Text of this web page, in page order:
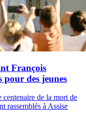
François
pour des jeunes
centenaire de la mort de
rassemblés à Assise